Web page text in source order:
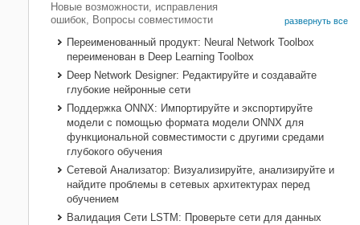
Новые возможности, исправления
ошибок, Вопросы совместимости
развернуть все
Переименованный продукт: Neural Network Toolbox
переименован в Deep Learning Toolbox
Deep Network Designer: Редактируйте и создавайте
глубокие нейронные сети
Поддержка ONNX: Импортируйте и экспортируйте
модели с помощью формата модели ONNX для
функциональной совместимости с другими средами
глубокого обучения
Сетевой Анализатор: Визуализируйте, анализируйте и
найдите проблемы в сетевых архитектурах перед
обучением ​​​​
Валидация Сети LSTM: Проверьте сети для данных